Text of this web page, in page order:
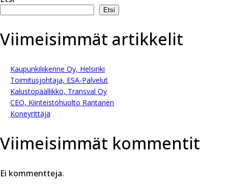
Etsi
Viimeisimmät artikkelit
Kaupunkiliikenne Oy, Helsinki
Toimitusjohtaja, ESA-Palvelut
Kalustopäällikkö, Transval Oy
CEO, Kiinteistöhuolto Rantanen
Koneyrittäjä
Viimeisimmät kommentit
Ei kommentteja.